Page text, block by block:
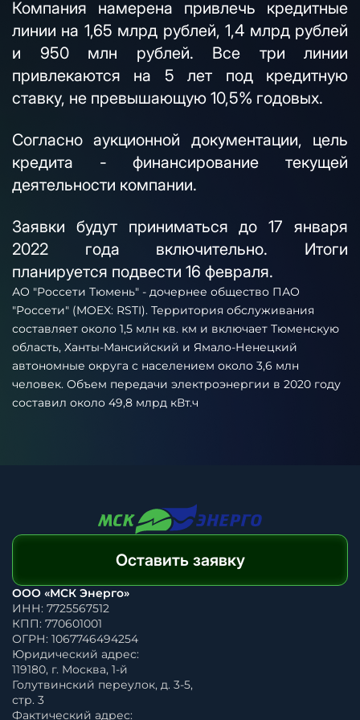
Компания намерена привлечь кредитные
линии на 1,65 млрд рублей, 1,4 млрд рублей
и 950 млн рублей. Все три линии
привлекаются на 5 лет под кредитную
ставку, не превышающую 10,5% годовых.
Согласно аукционной документации, цель
кредита - финансирование текущей
деятельности компании.
Заявки будут приниматься до 17 января
2022 года включительно. Итоги
планируется подвести 16 февраля.
АО "Россети Тюмень" - дочернее общество ПАО
"Россети" (MOEX: RSTI). Территория обслуживания
составляет около 1,5 млн кв. км и включает Тюменскую
область, Ханты-Мансийский и Ямало-Ненецкий
автономные округа с населением около 3,6 млн
человек. Объем передачи электроэнергии в 2020 году
составил около 49,8 млрд кВт.ч
Оставить заявку
ООО «МСК Энерго»
ИНН: 7725567512
КПП: 770601001
ОГРН: 1067746494254
Юридический адрес:
119180, г. Москва, 1-й
Голутвинский переулок, д. 3-5,
стр. 3
Фактический адрес: